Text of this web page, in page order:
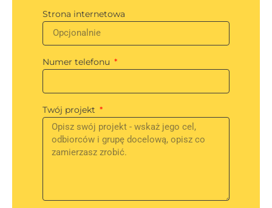
Strona internetowa
Numer telefonu
Twój projekt